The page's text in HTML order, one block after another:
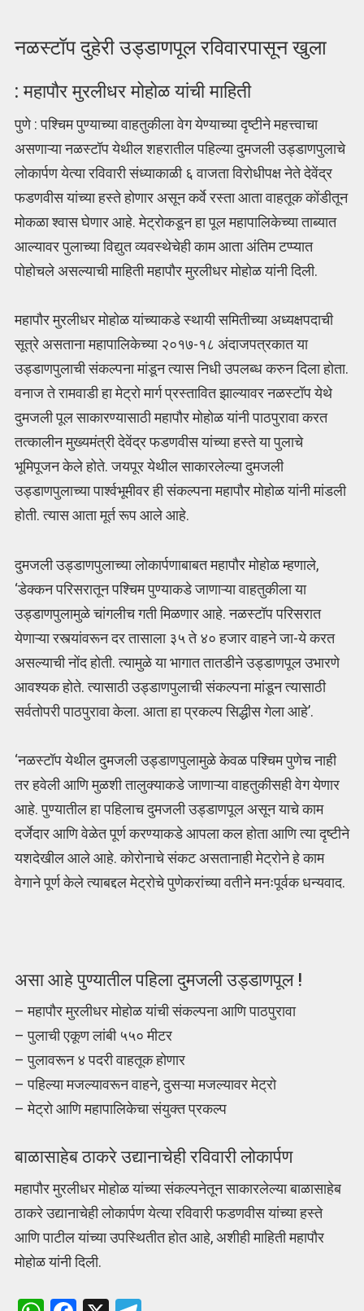
नळस्टॉप दुहेरी उड्डाणपूल रविवारपासून खुला
: महापौर मुरलीधर मोहोळ यांची माहिती
पुणे : पश्चिम पुण्याच्या वाहतुकीला वेग येण्याच्या दृष्टीने महत्त्वाचा
असणाऱ्या नळस्टॉप येथील शहरातील पहिल्या दुमजली उड्डाणपुलाचे
लोकार्पण येत्या रविवारी संध्याकाळी ६ वाजता विरोधीपक्ष नेते देवेंद्र
फडणवीस यांच्या हस्ते होणार असून कर्वे रस्ता आता वाहतूक कोंडीतून
मोकळा श्वास घेणार आहे. मेट्रोकडून हा पूल महापालिकेच्या ताब्यात
आल्यावर पुलाच्या विद्युत व्यवस्थेचेही काम आता अंतिम टप्प्यात
पोहोचले असल्याची माहिती महापौर मुरलीधर मोहोळ यांनी दिली.
महापौर मुरलीधर मोहोळ यांच्याकडे स्थायी समितीच्या अध्यक्षपदाची
सूत्रे असताना महापालिकेच्या २०१७-१८ अंदाजपत्रकात या
उड्डाणपुलाची संकल्पना मांडून त्यास निधी उपलब्ध करुन दिला होता.
वनाज ते रामवाडी हा मेट्रो मार्ग प्रस्तावित झाल्यावर नळस्टॉप येथे
दुमजली पूल साकारण्यासाठी महापौर मोहोळ यांनी पाठपुरावा करत
तत्कालीन मुख्यमंत्री देवेंद्र फडणवीस यांच्या हस्ते या पुलाचे
भूमिपूजन केले होते. जयपूर येथील साकारलेल्या दुमजली
उड्डाणपुलाच्या पार्श्वभूमीवर ही संकल्पना महापौर मोहोळ यांनी मांडली
होती. त्यास आता मूर्त रूप आले आहे.
दुमजली उड्डाणपुलाच्या लोकार्पणाबाबत महापौर मोहोळ म्हणाले,
‘डेक्कन परिसरातून पश्चिम पुण्याकडे जाणाऱ्या वाहतुकीला या
उड्डाणपुलामुळे चांगलीच गती मिळणार आहे. नळस्टॉप परिसरात
येणाऱ्या रस्त्यांवरून दर तासाला ३५ ते ४० हजार वाहने जा-ये करत
असल्याची नोंद होती. त्यामुळे या भागात तातडीने उड्डाणपूल उभारणे
आवश्यक होते. त्यासाठी उड्डाणपुलाची संकल्पना मांडून त्यासाठी
सर्वतोपरी पाठपुरावा केला. आता हा प्रकल्प सिद्धीस गेला आहे’.
‘नळस्टॉप येथील दुमजली उड्डाणपुलामुळे केवळ पश्चिम पुणेच नाही
तर हवेली आणि मुळशी तालुक्याकडे जाणाऱ्या वाहतुकीसही वेग येणार
आहे. पुण्यातील हा पहिलाच दुमजली उड्डाणपूल असून याचे काम
दर्जेदार आणि वेळेत पूर्ण करण्याकडे आपला कल होता आणि त्या दृष्टीने
यशदेखील आले आहे. कोरोनाचे संकट असतानाही मेट्रोने हे काम
वेगाने पूर्ण केले त्याबद्दल मेट्रोचे पुणेकरांच्या वतीने मनःपूर्वक धन्यवाद.
असा आहे पुण्यातील पहिला दुमजली उड्डाणपूल !
– महापौर मुरलीधर मोहोळ यांची संकल्पना आणि पाठपुरावा
– पुलाची एकूण लांबी ५५० मीटर
– पुलावरून ४ पदरी वाहतूक होणार
– पहिल्या मजल्यावरून वाहने, दुसऱ्या मजल्यावर मेट्रो
– मेट्रो आणि महापालिकेचा संयुक्त प्रकल्प
बाळासाहेब ठाकरे उद्यानाचेही रविवारी लोकार्पण
महापौर मुरलीधर मोहोळ यांच्या संकल्पनेतून साकारलेल्या बाळासाहेब
ठाकरे उद्यानाचेही लोकार्पण येत्या रविवारी फडणवीस यांच्या हस्ते
आणि पाटील यांच्या उपस्थितीत होत आहे, अशीही माहिती महापौर
मोहोळ यांनी दिली.